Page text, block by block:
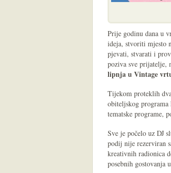
Prije godinu dana u
ideja, stvoriti mjesto
pjevati, stvarati i
poziva sve prijatelje,
lipnja u Vintage
Tijekom proteklih
obiteljskog
tematske programe,
Sve je počelo uz DJ
podij nije rezerviran
kreativnih radionica
posebnih gostovanja